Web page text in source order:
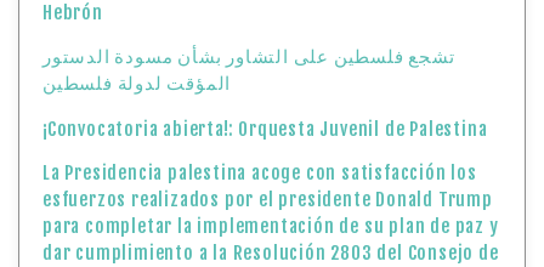
Hebrón
تشجع فلسطين على التشاور بشأن مسودة الدستور
المؤقت لدولة فلسطين
¡Convocatoria abierta!: Orquesta Juvenil de Palestina
La Presidencia palestina acoge con satisfacción los
esfuerzos realizados por el presidente Donald Trump
para completar la implementación de su plan de paz y
dar cumplimiento a la Resolución 2803 del Consejo de